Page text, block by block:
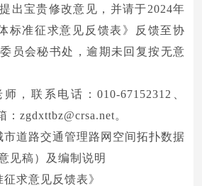
出宝贵修改意见，并请于2024年
标准征求意见反馈表》反馈至协
员会秘书处，逾期未回复按无意
，联系电话：010-67152312、
：zgdxttbz@crsa.net。
市道路交通管理路网空间拓扑数据
见稿）及编制说明
求意见反馈表》